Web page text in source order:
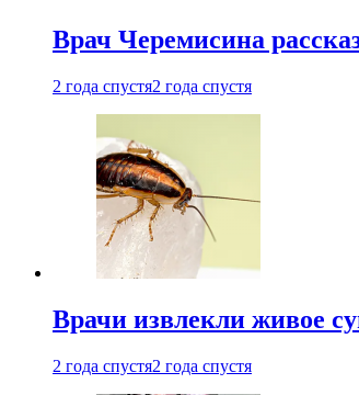
Врач Черемисина
2 года спустя2 года спустя
Врачи извлекли живое
2 года спустя2 года спустя